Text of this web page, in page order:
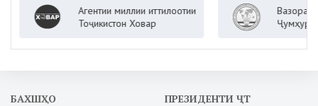
Агентии миллии иттилоотии
Тоҷикистон Ховар
Вазорати
Ҷумҳурии
БАХШҲО ПРЕЗИДЕНТИ ҶТ